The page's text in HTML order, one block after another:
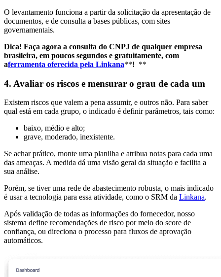
O levantamento funciona a partir da solicitação da apresentação de
documentos, e de consulta a bases públicas, com sites
governamentais.
Dica! Faça agora a consulta do CNPJ de qualquer empresa
brasileira, em poucos segundos e gratuitamente, com
aferramenta oferecida pela Linkana**! **
4. Avaliar os riscos e mensurar o grau de cada um
Existem riscos que valem a pena assumir, e outros não. Para saber
qual está em cada grupo, o indicado é definir parâmetros, tais como:
baixo, médio e alto;
grave, moderado, inexistente.
Se achar prático, monte uma planilha e atribua notas para cada uma
das ameaças. A medida dá uma visão geral da situação e facilita a
sua análise.
Porém, se tiver uma rede de abastecimento robusta, o mais indicado
é usar a tecnologia para essa atividade, como o SRM da Linkana.
Após validação de todas as informações do fornecedor, nosso
sistema define recomendações de risco por meio do score de
confiança, ou direciona o processo para fluxos de aprovação
automáticos.